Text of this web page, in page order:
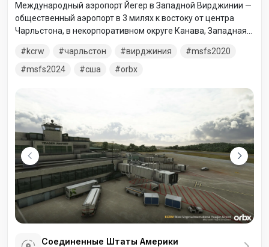
Международный аэропорт Йегер в Западной Вирджинии —
общественный аэропорт в 3 милях к востоку от центра
Чарльстона, в некорпоративном округе Канава, Западная
регионального аэропорта Центральной Западной
Вирджинии.
kcrw чарльстон вирджиния
msfs2020
msfs2024
сша orbx
Соединенные Штаты Америки